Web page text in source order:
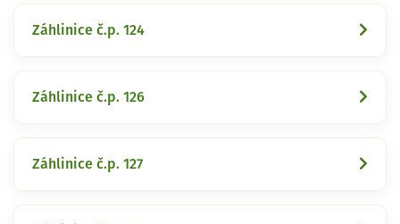
Záhlinice č.p. 124
Záhlinice č.p. 126
Záhlinice č.p. 127